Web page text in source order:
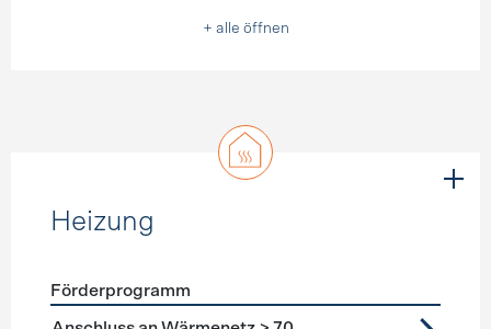
+ alle öffnen
Heizung
Förderprogramme
Förderprogramm